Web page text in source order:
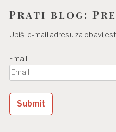
Prati blog:
Upiši e-mail adresu za
Email